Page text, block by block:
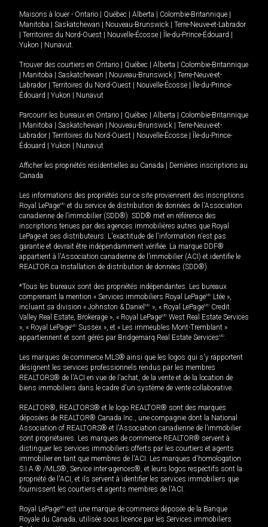
Maisons à louer - Ontario Québec Alberta Colombie-Britannique
Manitoba
Saskatchewan Nouveau-Brunswick
Terre-Neuve-et-Labrador
Territoires du Nord-Ouest Nouvelle-Écosse Île-du-Prince-Édouard
Yukon
Nunavut.
Trouver des courtiers en Ontario Québec Alberta
Colombie-Britannique
Manitoba Saskatchewan Nouveau-Brunswick
Terre-Neuve-et-
Labrador
Territoires du Nord-Ouest Nouvelle-Écosse
Île-du-Prince-
Édouard
Yukon Nunavut
Parcourir les bureaux en Ontario Québec Alberta
Colombie-Britannique
Manitoba Saskatchewan Nouveau-Brunswick
Terre-Neuve-et-
Labrador
Territoires du Nord-Ouest Nouvelle-Écosse
Île-du-Prince-
Édouard
Yukon Nunavut
Afficher les propriétés résidentielles au Canada
Dernières inscriptions au
Canada
Les informations des propriétés sur ce site proviennent des inscriptions
Royal LePageMD et du service de distribution de données de l'Association
canadienne de l’immobilier (SDD®). SDD® met en référence des
inscriptions tenues par des agences immobilières autres que Royal
LePage et ses distributeurs. L'exactitude de l'information n'est pas
garantie et devrait être indépendamment vérifiée. La marque DDF®
appartient à l'Association canadienne de l’immobilier (ACI) et identifie le
REALTOR.ca Installation de distribution de données (SDD®).
*Tous les bureaux sont des propriétés indépendantes. Les bureaux
comprenant la mention « Services immobiliers Royal LePageMD Ltée »,
incluant sa division « Johnston & Daniel MD », « Royal LePageMD Credit
Valley Real Estate, Brokerage », « Royal LePageMD West Real Estate Services
», « Royal LePageMD Sussex », et « Les immeubles Mont-Tremblant »
appartiennent et sont gérés par Bridgemarq Real Estate ServicesMD.
Les marques de commerce MLS® ainsi que les logos qui s'y rapportent
désignent les services professionnels rendus par les membres
REALTORS® de l'ACI en vue de l'achat, de la vente et de la location de
biens immobiliers dans le cadre d'un système de vente collaborative.
REALTOR®, REALTORS® et le logo REALTOR® sont des marques
déposées de REALTOR® Canada Inc., une compagnie dont la National
Association of REALTORS® et l'Association canadienne de l’immobilier
sont propriétaires. Les marques de commerce REALTOR® servent à
distinguer les services immobiliers offerts par les courtiers et agents
immobilier en tant que membres de l'ACI. Les marques d'homologation
S.I.A.® /MLS®, Service inter-agences®, et leurs logos respectifs sont la
propriété de l'ACI, et ils servent à identifier les services immobiliers que
fournissent les courtiers et agents membres de l'ACI.
Royal LePageMD est une marque de commerce déposée de la Banque
Royale du Canada, utilisée sous licence par les Services immobiliers